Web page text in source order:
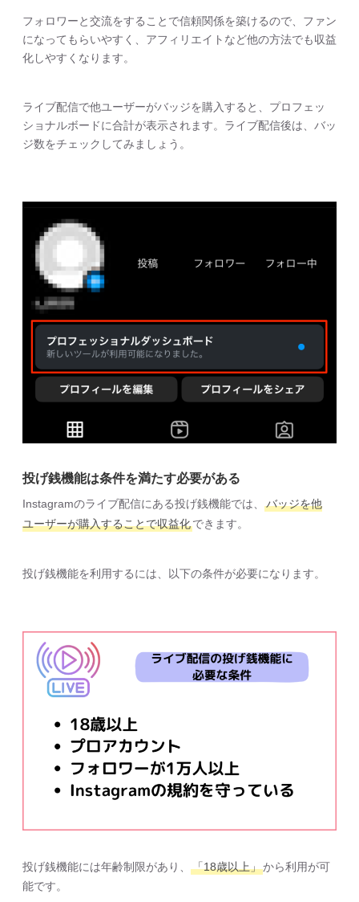
フォロワーと交流をすることで信頼関係を築けるので、ファン
になってもらいやすく、アフィリエイトなど他の方法でも収益
化しやすくなります。
ライブ配信で他ユーザーがバッジを購入すると、プロフェッ
ショナルボードに合計が表示されます。ライブ配信後は、バッ
ジ数をチェックしてみましょう。
投げ銭機能は条件を満たす必要がある
Instagramのライブ配信にある投げ銭機能では、
バッジを他
ユーザーが購入することで収益化できます。
投げ銭機能を利用するには、以下の条件が必要になります。
投げ銭機能には年齢制限があり、 「18歳以上」から利用が可
能です。